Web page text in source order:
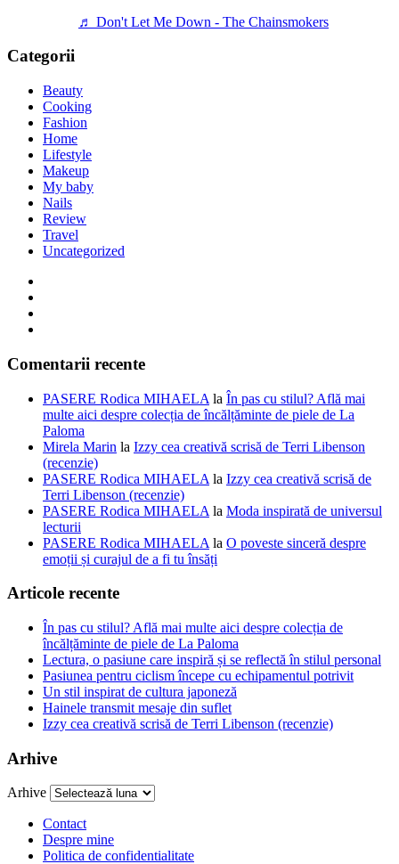
♬ Don't Let Me Down - The Chainsmokers
Categorii
Beauty
Cooking
Fashion
Home
Lifestyle
Makeup
My baby
Nails
Review
Travel
Uncategorized
Comentarii recente
PASERE Rodica MIHAELA la În pas cu stilul? Află mai
multe aici despre colecția de încălțăminte de piele de La
Paloma
Mirela Marin la Izzy cea creativă scrisă de Terri Libenson
(recenzie)
PASERE Rodica MIHAELA la Izzy cea creativă scrisă de
Terri Libenson (recenzie)
PASERE Rodica MIHAELA la Moda inspirată de universul
lecturii
PASERE Rodica MIHAELA la O poveste sinceră despre
emoții și curajul de a fi tu însăți
Articole recente
În pas cu stilul? Află mai multe aici despre colecția de
încălțăminte de piele de La Paloma
Lectura, o pasiune care inspiră și se reflectă în stilul personal
Pasiunea pentru ciclism începe cu echipamentul potrivit
Un stil inspirat de cultura japoneză
Hainele transmit mesaje din suflet
Izzy cea creativă scrisă de Terri Libenson (recenzie)
Arhive
Arhive
Contact
Despre mine
Politica de confidentialitate